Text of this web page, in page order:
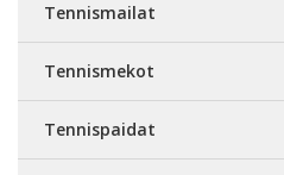
Tennismailat
Tennismekot
Tennispaidat